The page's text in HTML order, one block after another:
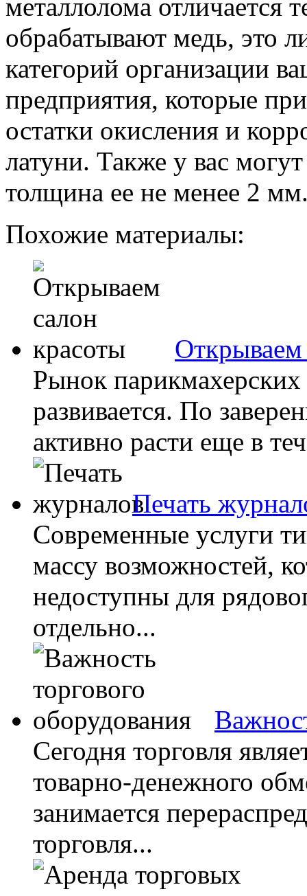
металлолома отличается
обрабатывают медь, это
категорий организации
предприятия, которые
остатки окисления и
латуни. Также у вас
толщина ее не менее 2
Похожие материалы:
Открываем
Рынок
развивается. По
активно расти еще в
Печать
Современные услуги
массу возможностей,
недоступны для
отдельно...
Сегодня торговля
товарно-денежного
занимается
торговля...